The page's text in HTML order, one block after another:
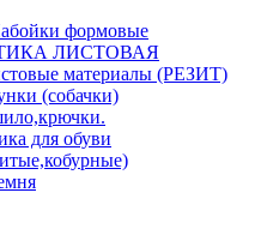
формовые
ЛИСТОВАЯ
материалы (РЕЗИТ)
(собачки)
для обуви